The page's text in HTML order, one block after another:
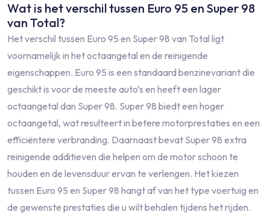
Wat is het verschil tussen Euro 95 en Super 98
van Total?
Het verschil tussen Euro 95 en Super 98 van Total ligt
voornamelijk in het octaangetal en de reinigende
eigenschappen. Euro 95 is een standaard benzinevariant die
geschikt is voor de meeste auto’s en heeft een lager
octaangetal dan Super 98. Super 98 biedt een hoger
octaangetal, wat resulteert in betere motorprestaties en een
efficiëntere verbranding. Daarnaast bevat Super 98 extra
reinigende additieven die helpen om de motor schoon te
houden en de levensduur ervan te verlengen. Het kiezen
tussen Euro 95 en Super 98 hangt af van het type voertuig en
de gewenste prestaties die u wilt behalen tijdens het rijden.